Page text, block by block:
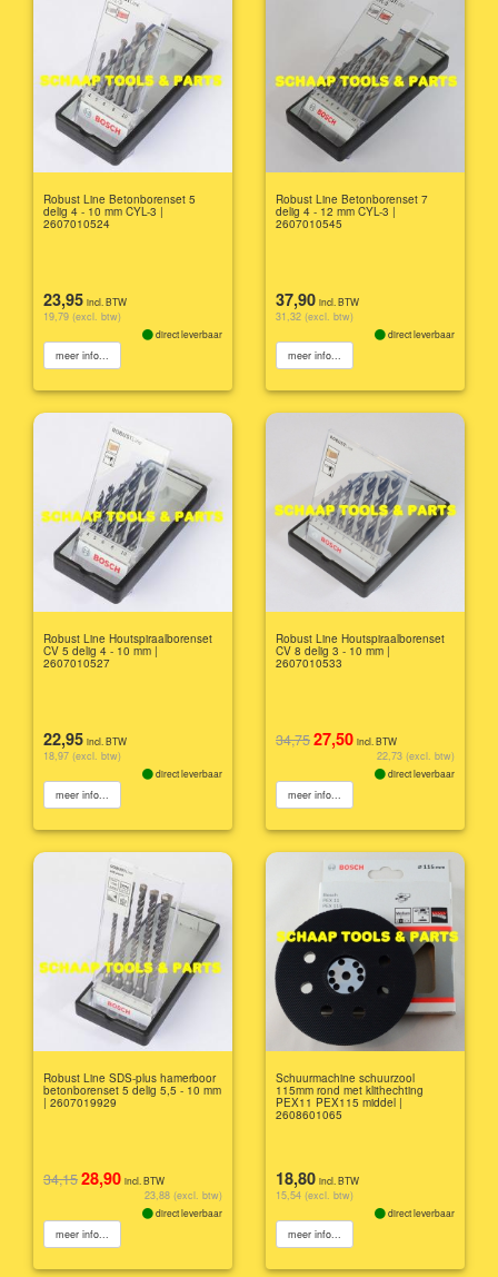
Robust Line Betonborenset 5
delig 4 - 10 mm CYL-3 |
2607010524
23,95 incl. BTW
19,79 (excl. btw)
direct leverbaar
meer info...
Robust Line Betonborenset 7
delig 4 - 12 mm CYL-3 |
2607010545
37,90 incl. BTW
31,32 (excl. btw)
direct leverbaar
meer info...
Robust Line Houtspiraalborenset
CV 5 delig 4 - 10 mm |
2607010527
22,95 incl. BTW
18,97 (excl. btw)
direct leverbaar
meer info...
Robust Line Houtspiraalborenset
CV 8 delig 3 - 10 mm |
2607010533
34,7527,50 incl. BTW
22,73 (excl. btw)
direct leverbaar
meer info...
Robust Line SDS-plus hamerboor
betonborenset 5 delig 5,5 - 10 mm
| 2607019929
34,1528,90 incl. BTW
23,88 (excl. btw)
direct leverbaar
meer info...
Schuurmachine schuurzool
115mm rond met klithechting
PEX11 PEX115 middel |
2608601065
18,80 incl. BTW
15,54 (excl. btw)
direct leverbaar
meer info...